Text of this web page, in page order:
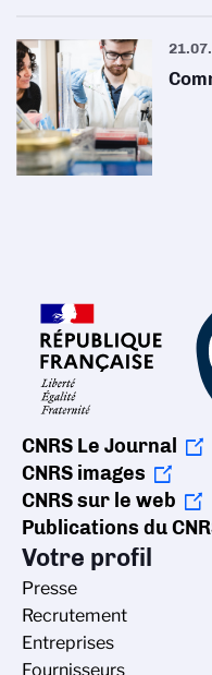
CNRS Le Journal
CNRS images
CNRS sur le web
Publications du
Votre profil
Presse
Recrutement
Entreprises
Fournisseurs